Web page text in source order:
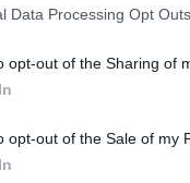
Data Processing Opt Outs
opt-out of the Sharing of
opt-out of the Sale of my
όσο
τη στιγμή που
ερευνών τη
δεν